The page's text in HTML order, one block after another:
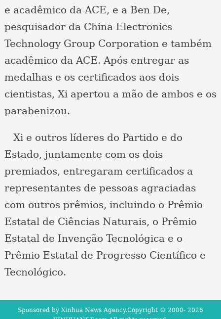
e acadêmico da ACE, e a Ben De,
pesquisador da China Electronics
Technology Group Corporation e também
acadêmico da ACE. Após entregar as
medalhas e os certificados aos dois
cientistas, Xi apertou a mão de ambos e os
parabenizou.
Xi e outros líderes do Partido e do
Estado, juntamente com os dois
premiados, entregaram certificados a
representantes de pessoas agraciadas
com outros prêmios, incluindo o Prêmio
Estatal de Ciências Naturais, o Prêmio
Estatal de Invenção Tecnológica e o
Prêmio Estatal de Progresso Científico e
Tecnológico.
Sponsored by Xinhua News Agency.Copyright © 2000- 2026